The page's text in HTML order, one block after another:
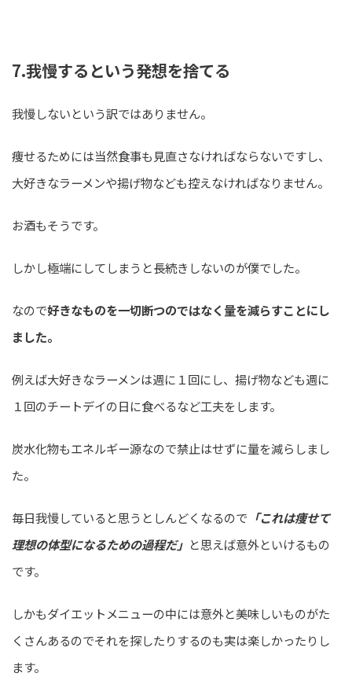
7.我慢するという発想を捨てる
我慢しないという訳ではありません。
痩せるためには当然食事も見直さなければならないですし、
大好きなラーメンや揚げ物なども控えなければなりません。
お酒もそうです。
しかし極端にしてしまうと長続きしないのが僕でした。
なので好きなものを一切断つのではなく量を減らすことにし
ました。
例えば大好きなラーメンは週に１回にし、揚げ物なども週に
１回のチートデイの日に食べるなど工夫をします。
炭水化物もエネルギー源なので禁止はせずに量を減らしまし
た。
毎日我慢していると思うとしんどくなるので 「これは痩せて
理想の体型になるための過程だ」 と思えば意外といけるもの
です。
しかもダイエットメニューの中には意外と美味しいものがた
くさんあるのでそれを探したりするのも実は楽しかったりし
ます。